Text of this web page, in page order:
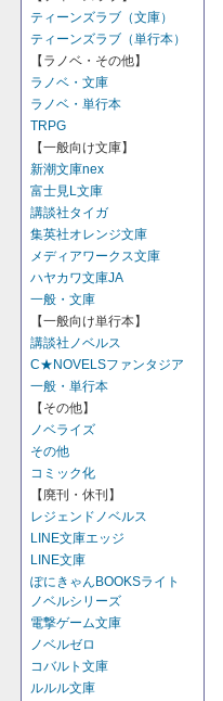
ティーンズラブ（文庫）
ティーンズラブ（単行本）
【ラノベ・その他】
ラノベ・文庫
ラノベ・単行本
TRPG
【一般向け文庫】
新潮文庫nex
富士見L文庫
講談社タイガ
集英社オレンジ文庫
メディアワークス文庫
ハヤカワ文庫JA
一般・文庫
【一般向け単行本】
講談社ノベルス
C★NOVELSファンタジア
一般・単行本
【その他】
ノベライズ
その他
コミック化
【廃刊・休刊】
レジェンドノベルス
LINE文庫エッジ
LINE文庫
ぽにきゃんBOOKSライト
ノベルシリーズ
電撃ゲーム文庫
ノベルゼロ
コバルト文庫
ルルル文庫